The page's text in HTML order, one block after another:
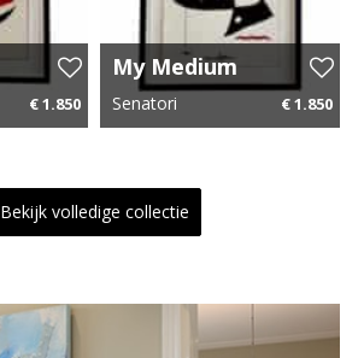
€ 1.850
My Medium
Universe 7
Senatori € 1.850
Bekijk volledige collectie